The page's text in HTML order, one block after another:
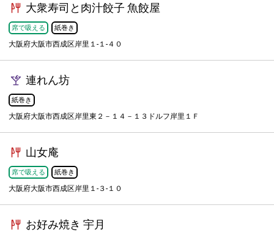
大衆寿司と肉汁餃子 魚餃屋
席で吸える 紙巻き
大阪府大阪市西成区岸里１-１-４０
連れん坊
紙巻き
大阪府大阪市西成区岸里東２－１４－１３ドルフ岸里１Ｆ
山女庵
席で吸える 紙巻き
大阪府大阪市西成区岸里１-３-１０
お好み焼き 宇月